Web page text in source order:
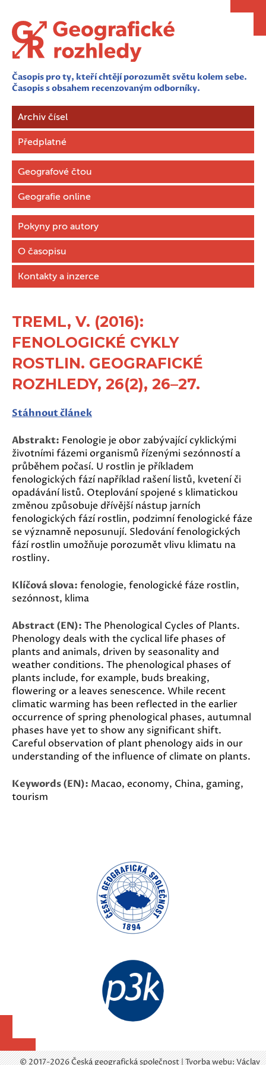
Časopis pro ty, kteří chtějí porozumět světu kolem sebe.
Časopis s obsahem recenzovaným odborníky.
Archiv čísel
Předplatné
Geografové čtou
Geografie online
Pokyny pro autory
O časopisu
Kontakty a inzerce
TREML, V. (2016):
FENOLOGICKÉ CYKLY
ROSTLIN. GEOGRAFICKÉ
ROZHLEDY, 26(2), 26–27.
Stáhnout článek
Abstrakt: Fenologie je obor zabývající cyklickými
životními fázemi organismů řízenými sezónností a
průběhem počasí. U rostlin je příkladem
fenologických fází například rašení listů, kvetení či
opadávání listů. Oteplování spojené s klimatickou
změnou způsobuje dřívější nástup jarních
fenologických fází rostlin, podzimní fenologické fáze
se významně neposunují. Sledování fenologických
fází rostlin umožňuje porozumět vlivu klimatu na
rostliny.
Klíčová slova: fenologie, fenologické fáze rostlin,
sezónnost, klima
Abstract (EN): The Phenological Cycles of Plants.
Phenology deals with the cyclical life phases of
plants and animals, driven by seasonality and
weather conditions. The phenological phases of
plants include, for example, buds breaking,
flowering or a leaves senescence. While recent
climatic warming has been reflected in the earlier
occurrence of spring phenological phases, autumnal
phases have yet to show any significant shift.
Careful observation of plant phenology aids in our
understanding of the influence of climate on plants.
Keywords (EN): Macao, economy, China, gaming,
tourism
© 2017-2026 Česká geografická společnost | Tvorba webu:Václav